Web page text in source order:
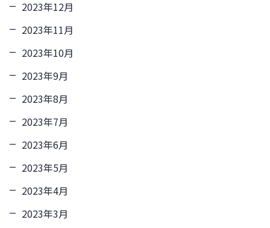
2023年12月
2023年11月
2023年10月
2023年9月
2023年8月
2023年7月
2023年6月
2023年5月
2023年4月
2023年3月